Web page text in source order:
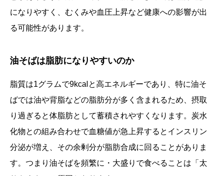
になりやすく、むくみや血圧上昇など健康への影響が出
る可能性があります。
油そばは脂肪になりやすいのか
脂質は1グラムで9kcalと高エネルギーであり、特に油そ
ばでは油や背脂などの脂肪分が多く含まれるため、摂取
り過ぎると体脂肪として蓄積されやすくなります。炭水
化物との組み合わせで血糖値が急上昇するとインスリン
分泌が増え、その余剰分が脂肪合成に回ることがありま
す。つまり油そばを頻繁に・大盛りで食べることは「太